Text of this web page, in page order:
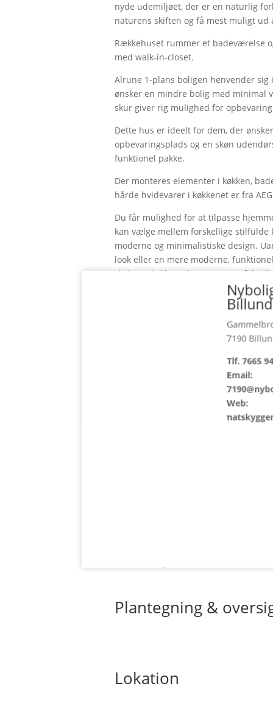
nyde udemiljøet, der er en naturlig
naturens skiften og få mest muligt ud
Rækkehuset rummer et badeværelse
med walk-in-closet.
Alrune 1-plans boligen henvender
ønsker en mindre bolig med minimal
skur giver rig mulighed for
Dette hus er ideelt for dem, der
opbevaringsplads og en skøn
funktionel pakke.
Der monteres elementer i køkken,
hårde hvidevarer i køkkenet er fra
Du får mulighed for at tilpasse
kan vælge mellem forskellige stilfulde
moderne og minimalistiske design.
look eller en mere moderne,
skabe et køkken, der passer perfekt til
Der er desuden også mulighed for
Galleri om huset
Plantegning &
Lokation
Billund
7190
Tlf. 7665
Email:
Web: